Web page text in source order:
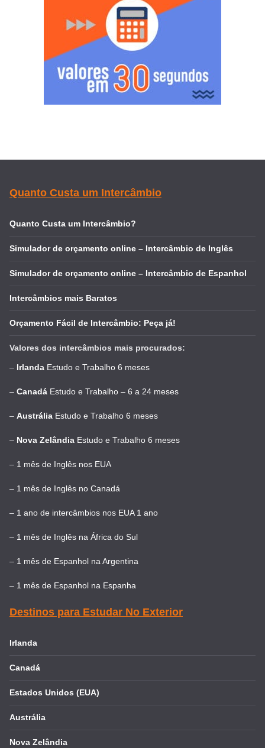
Quanto Custa um Intercâmbio
Quanto Custa um Intercâmbio?
Simulador de orçamento online – Intercâmbio de Inglês
Simulador de orçamento online – Intercâmbio de Espanhol
Intercâmbios mais Baratos
Orçamento Fácil de Intercâmbio: Peça já!
Valores dos intercâmbios mais procurados:
– Irlanda Estudo e Trabalho 6 meses
– Canadá Estudo e Trabalho – 6 a 24 meses
– Austrália Estudo e Trabalho 6 meses
– Nova Zelândia Estudo e Trabalho 6 meses
– 1 mês de Inglês nos EUA
– 1 mês de Inglês no Canadá
– 1 ano de intercâmbios nos EUA 1 ano
– 1 mês de Inglês na África do Sul
– 1 mês de Espanhol na Argentina
– 1 mês de Espanhol na Espanha
Destinos para Estudar No Exterior
Irlanda
Canadá
Estados Unidos (EUA)
Austrália
Nova Zelândia